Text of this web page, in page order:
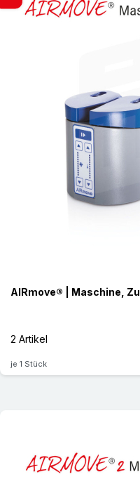
AIRmove® | Maschine,
2 Artikel
je 1 Stück